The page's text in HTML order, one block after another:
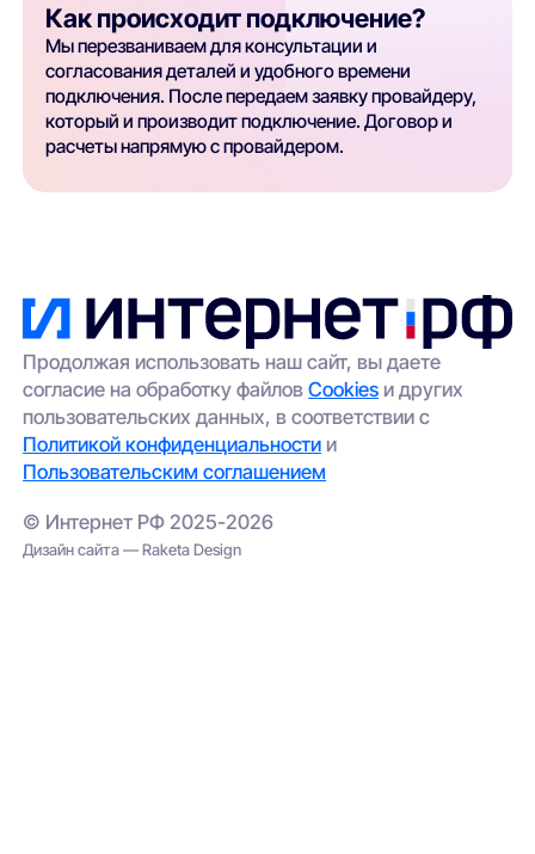
Как происходит подключение?
Мы перезваниваем для консультации и
согласования деталей и удобного времени
подключения. После передаем заявку провайдеру,
который и производит подключение. Договор и
расчеты напрямую с провайдером.
Продолжая использовать наш сайт, вы даете
согласие на обработку файловCookies и других
пользовательских данных, в соответствии с
Политикой конфиденциальности и
Пользовательским соглашением
© Интернет РФ 2025-2026
Дизайн сайта — Raketa Design